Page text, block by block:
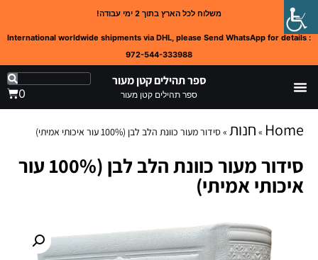
משלוח לכל הארץ בתוך 2 ימי עבודה!
International worldwide shipments via DHL, please Send WhatsApp for details :
972-544-333988
ספר תהילים קטן מעור
ספר תהילים קטן מעור 0
Home
» חנות »סידור מעור כוונת הלב לבן (100% עור איכותי אמיתי)
סידור מעור כוונת הלב לבן (100% עור
איכותי אמיתי)